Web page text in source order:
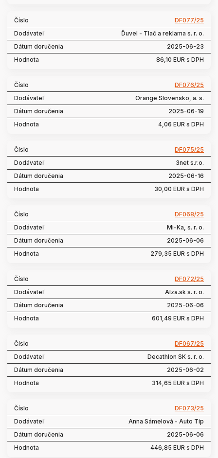
DF077/25
Ďuvel - Tlač a reklama s. r. o.
2025-06-23
86,10 EUR s DPH
DF076/25
Orange Slovensko, a. s.
2025-06-19
4,06 EUR s DPH
DF075/25
3net s.r.o.
2025-06-16
30,00 EUR s DPH
DF068/25
Mi-Ka, s. r. o.
2025-06-06
279,35 EUR s DPH
DF072/25
Alza.sk s. r. o.
2025-06-06
601,49 EUR s DPH
DF067/25
Decathlon SK s. r. o.
2025-06-02
314,65 EUR s DPH
DF073/25
Anna Sámelová - Auto Tip
2025-06-06
446,85 EUR s DPH